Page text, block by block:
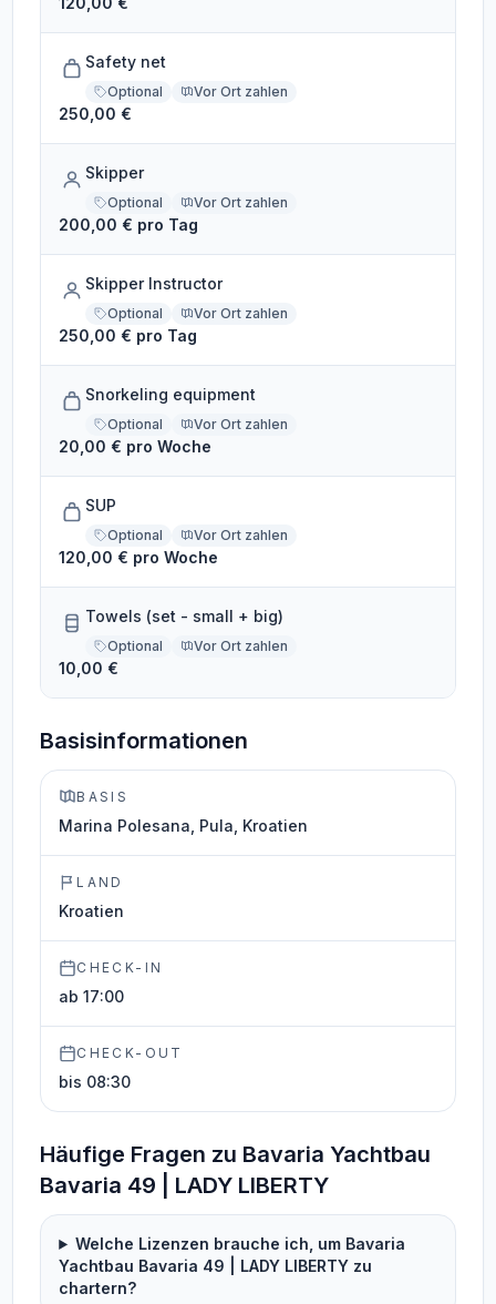
Safety net
Optional Vor Ort zahlen
250,00 €
Skipper
Optional Vor Ort zahlen
200,00 € pro Tag
Skipper Instructor
Optional Vor Ort zahlen
250,00 € pro Tag
Snorkeling equipment
Optional Vor Ort zahlen
20,00 € pro Woche
SUP
Optional Vor Ort zahlen
120,00 € pro Woche
Towels (set - small + big)
Optional Vor Ort zahlen
10,00 €
Basisinformationen
BASIS
Marina Polesana, Pula, Kroatien
LAND
Kroatien
CHECK-IN
ab 17:00
CHECK-OUT
bis 08:30
Häufige Fragen zu Bavaria Yachtbau
Bavaria 49 | LADY LIBERTY
Welche Lizenzen brauche ich, um Bavaria
Yachtbau Bavaria 49 | LADY LIBERTY zu
chartern?